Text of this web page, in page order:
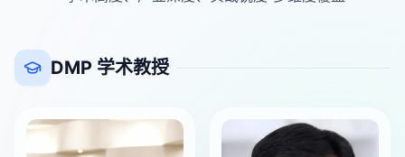
DMP 学术教授